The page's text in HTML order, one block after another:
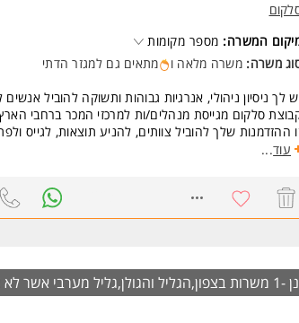
המשרה: מספר מקומות
משרה: משרה מלאה ו
מתאים גם למגזר הדתי
לך ניסיון ניהולי, אנרגיות גבוהות ותשוקה להוביל
סלקום מגייסת מנהלים/ות למרכזי המכר ברחבי
ההזדמנות שלך להוביל צוותים, להניע תוצאות, לגייס
ומוביל.
דרישות:
לעבודה מאומצת ושעות עבודה מרובות.
עוד...
מערבי אשר לא צויינה בעבורן עיר